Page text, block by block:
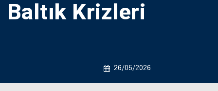
Baltık Krizleri
26/05/2026